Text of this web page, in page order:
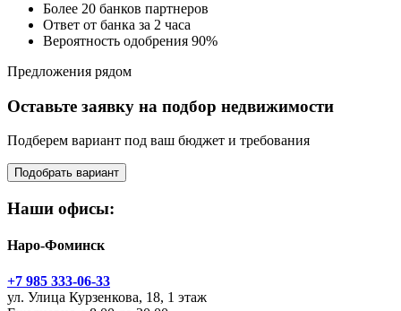
Более 20 банков партнеров
Ответ от банка за 2 часа
Вероятность одобрения 90%
Предложения рядом
Оставьте заявку на подбор недвижимости
Подберем вариант под ваш бюджет и требования
Подобрать вариант
Наши офисы:
Наро-Фоминск
+7 985 333-06-33
ул. Улица Курзенкова, 18, 1 этаж